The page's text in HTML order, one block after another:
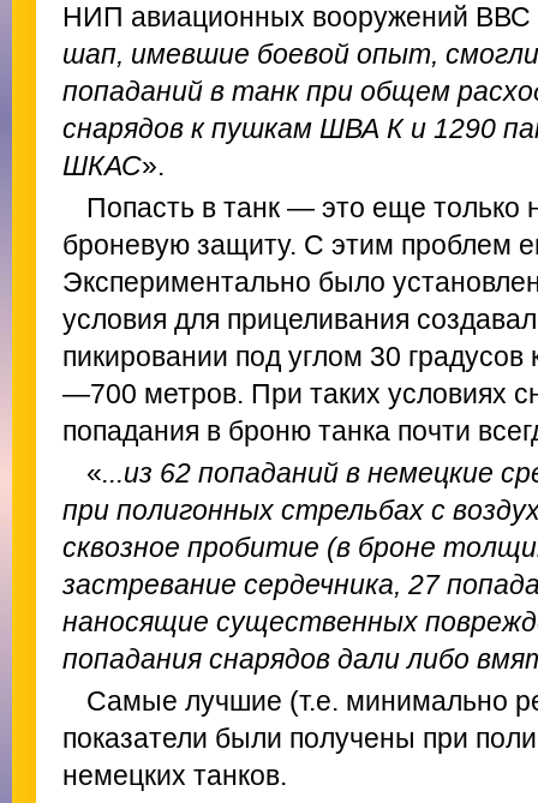
НИП авиационных вооружений ВВС
шап, имевшие боевой опыт,
попаданий в танк при общем
снарядов к пушкам ШВА К и 1290
ШКАС».
Попасть в танк — это еще только
броневую защиту. С этим проблем
Экспериментально было
условия для прицеливания
пикировании под углом 30
—700 метров. При таких условиях
попадания в броню танка почти
«...из 62 попаданий в немецкие
при полигонных стрельбах с
сквозное пробитие (в броне
застревание сердечника, 27
наносящие существенных
попадания снарядов дали либо
Самые лучшие (т.е. минимально
показатели были получены при
немецких танков.